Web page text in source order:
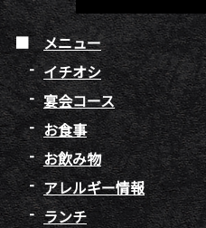
メニュー
イチオシ
宴会コース
お食事
お飲み物
アレルギー情報
ランチ